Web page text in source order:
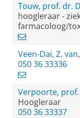
Touw, prof. dr.
hoogleraar -
farmacoloog/
Veen-Dai, Z.
050 36 33336
Verpoorte, prof.
Hoogleraar
050 36 33337